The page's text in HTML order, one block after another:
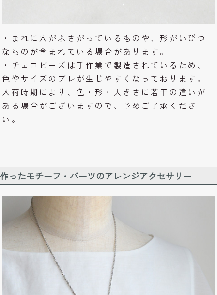
・まれに穴がふさがっているものや、形がいびつ
なものが含まれている場合があります。
・チェコビーズは手作業で製造されているため、
色やサイズのブレが生じやすくなっております。
入荷時期により、色・形・大きさに若干の違いが
ある場合がございますので、予めご了承くださ
い。
作ったモチーフ・パーツのアレンジアクセサリー